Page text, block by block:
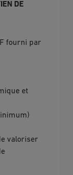
DE
fourni par
et
valoriser